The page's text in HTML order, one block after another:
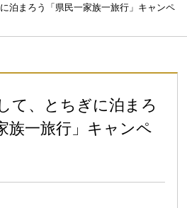
泊まろう「県民一家族一旅行」キャンペ
て、とちぎに泊まろ
族一旅行」キャンペ